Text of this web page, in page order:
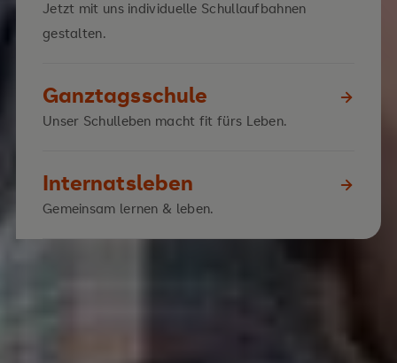
Jetzt mit uns individuelle Schullaufbahnen
gestalten.
Ganztagsschule
Unser Schulleben macht fit fürs Leben.
Internatsleben
Gemeinsam lernen & leben.